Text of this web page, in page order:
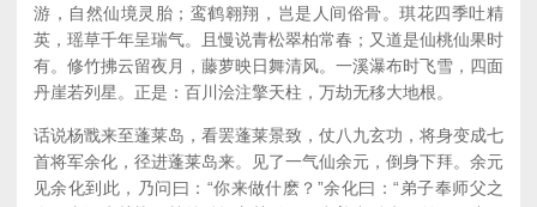
游，自然仙境灵胎；鸾鹤翱翔，岂是人间俗骨。琪花四季吐精
英，瑶草千年呈瑞气。且慢说青松翠柏常春；又道是仙桃仙果时
有。修竹拂云留夜月，藤萝映日舞清风。一溪瀑布时飞雪，四面
丹崖若列星。正是：百川浍注擎天柱，万劫无移大地根。
话说杨戬来至蓬莱岛，看罢蓬莱景致，仗八九玄功，将身变成七
首将军余化，径进蓬莱岛来。见了一气仙余元，倒身下拜。余元
见余化到此，乃问曰：“你来做什麽？”余化曰：“弟子奉师父之